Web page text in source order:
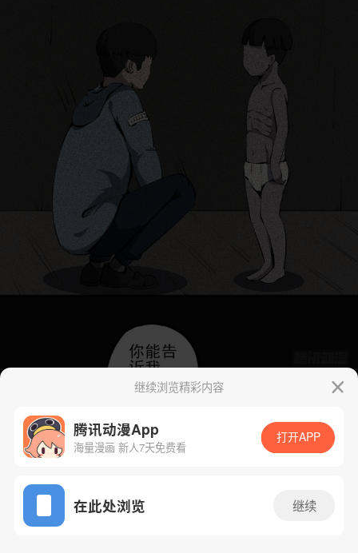
App免费看
继续浏览精彩内容
腾讯动漫App
海量漫画 新人7天免费看
打开APP
在此处浏览 继续